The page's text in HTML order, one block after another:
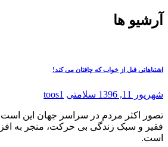
آرشیو ها
اشتباهاتی قبل از خواب که چاقتان می کند!
شهریور 11, 1396 سلامتی toos1
تصور اکثر مردم در سراسر جهان این است
فقیر و سبک زندگی بی حرکت، منجر به
است.